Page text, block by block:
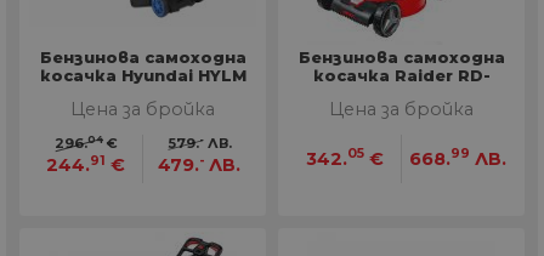
Бензинова самоходна
косачка Hyundai HYLM
Цена за бройка
296.04 €
244.91 €
579.- ЛВ.
479.- ЛВ.
Бензинова самоходна
косачка Raider RD-
Цена за бройка
342.05 € 668.99 ЛВ.